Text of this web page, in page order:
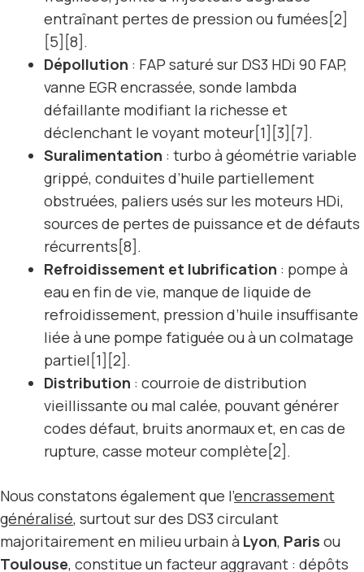
entraînant pertes de pression ou fumées[2]
[5][8].
Dépollution : FAP saturé sur DS3 HDi 90 FAP,
vanne EGR encrassée, sonde lambda
défaillante modifiant la richesse et
déclenchant le voyant moteur[1][3][7].
Suralimentation : turbo à géométrie variable
grippé, conduites d’huile partiellement
obstruées, paliers usés sur les moteurs HDi,
sources de pertes de puissance et de défauts
récurrents[8].
Refroidissement et lubrification : pompe à
eau en fin de vie, manque de liquide de
refroidissement, pression d’huile insuffisante
liée à une pompe fatiguée ou à un colmatage
partiel[1][2].
Distribution : courroie de distribution
vieillissante ou mal calée, pouvant générer
codes défaut, bruits anormaux et, en cas de
rupture, casse moteur complète[2].
Nous constatons également que l’encrassement
généralisé, surtout sur des DS3 circulant
majoritairement en milieu urbain à Lyon, Paris ou
Toulouse, constitue un facteur aggravant : dépôts